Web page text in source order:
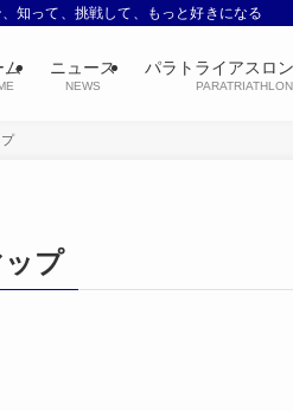
知って、挑戦して、もっと好きになる
ム ニュース
NEWS
パラトライアスロ
PARATRIATHLON
プ